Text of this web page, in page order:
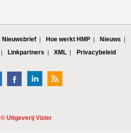
Nieuwsbrief Hoe werkt HMP
Nieuws
Linkpartners XML Privacybeleid
© Uitgeverij Vizier